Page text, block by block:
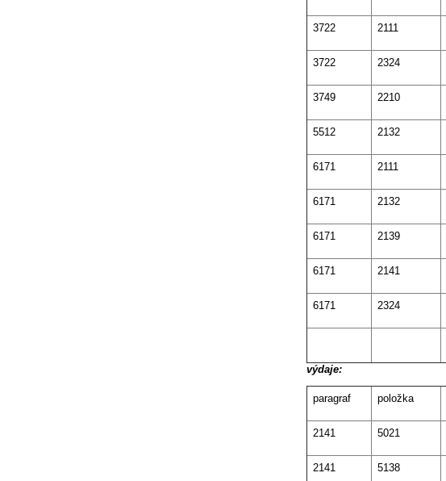
3722 2111
3722 2324
3749 2210
5512 2132
6171 2111
6171 2132
6171 2139
6171 2141
6171 2324
výdaje:
paragraf položka
2141 5021
2141 5138